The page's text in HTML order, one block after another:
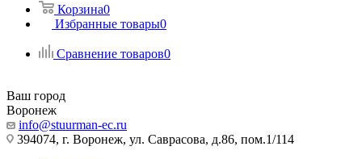
Корзина0
Избранные товары0
Сравнение товаров0
Ваш город
Воронеж
info@stuurman-ec.ru
394074, г. Воронеж, ул. Саврасова, д.86, пом.1/114